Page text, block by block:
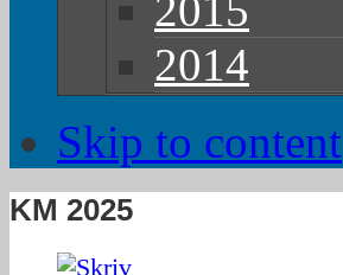
2015
2014
Skip to content
KM 2025